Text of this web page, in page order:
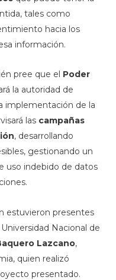
tales como
hacia los
información.
pree que el Poder
la autoridad de
implementación de la
las campañas
, desarrollando
gestionando un
uso indebido de datos
estuvieron presentes
Nacional de
Lazcano,
quien realizó
presentado.